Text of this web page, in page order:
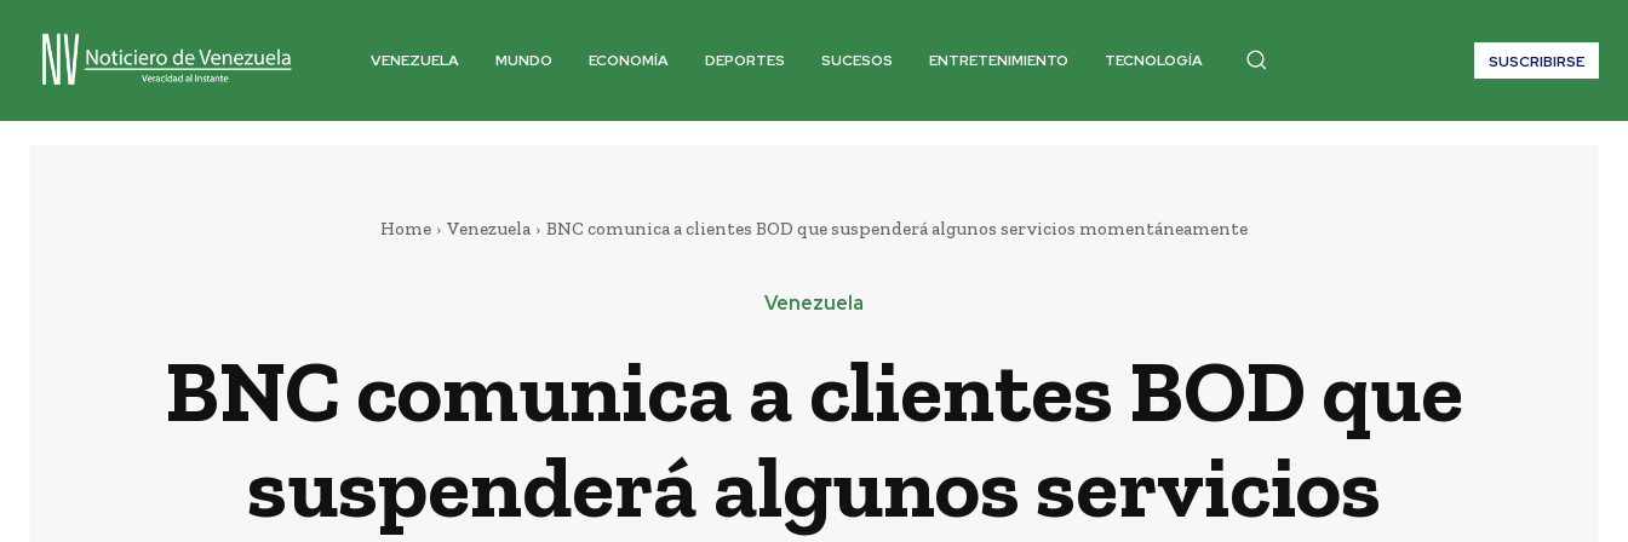
VENEZUELA MUNDO ECONOMÍA DEPORTES SUCESOS ENTRETENIMIENTO TECNOLOGÍA SUSCRIBIRSE
Home Venezuela BNC comunica a clientes BOD que suspenderá algunos servicios momentáneamente
Venezuela
BNC comunica a clientes BOD que
suspenderá algunos servicios